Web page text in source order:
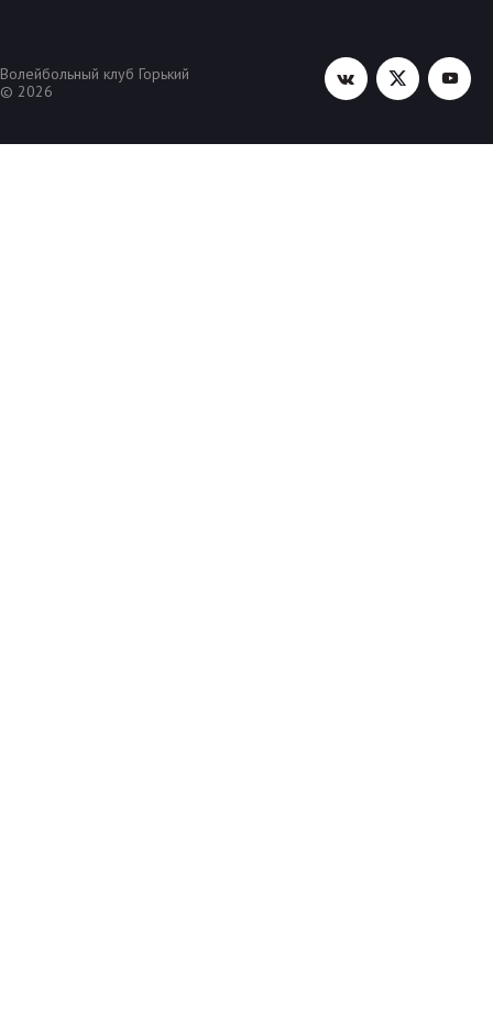
Волейбольный клуб Горький
© 2026